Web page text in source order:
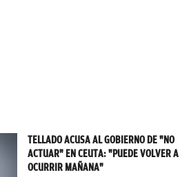
TELLADO ACUSA AL GOBIERNO DE "NO
ACTUAR" EN CEUTA: "PUEDE VOLVER A
OCURRIR MAÑANA"